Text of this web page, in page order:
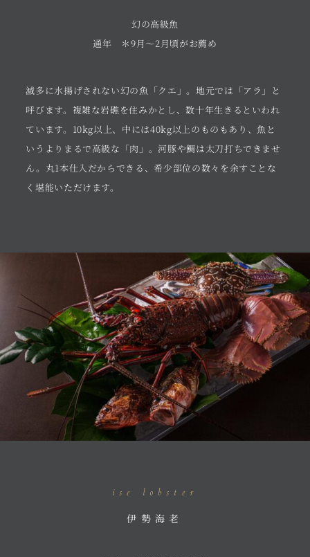
幻の高級魚
通年 ＊9月～2月頃がお薦め
滅多に水揚げされない幻の魚「クエ」。地元では「アラ」と
呼びます。複雑な岩礁を住みかとし、数十年生きるといわれ
ています。10kg以上、中には40kg以上のものもあり、魚と
いうよりまるで高級な「肉」。河豚や鯛は太刀打ちできませ
ん。丸1本仕入だからできる、希少部位の数々を余すことな
く堪能いただけます。
ise lobster
伊勢海老